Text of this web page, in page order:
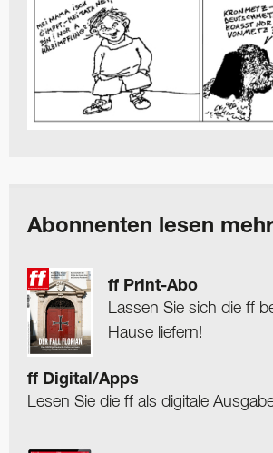
Abonnenten lesen
ff Print-Abo
Lassen Sie sich die ff
Hause liefern!
ff Digital/Apps
Lesen Sie die ff als digitale